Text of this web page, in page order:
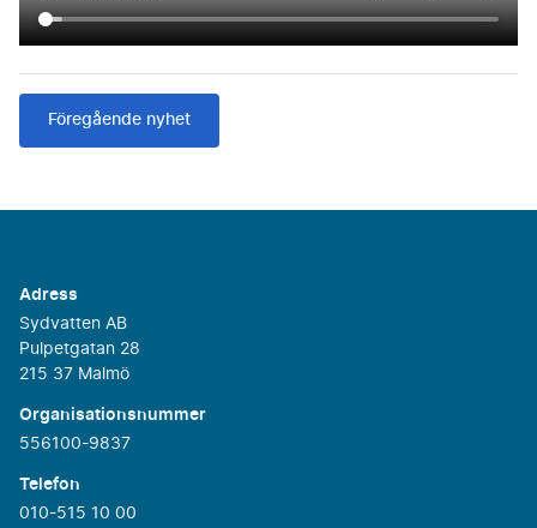
Föregående nyhet
Adress
Sydvatten AB
Pulpetgatan 28
215 37 Malmö
Organisationsnummer
556100-9837
Telefon
010-515 10 00